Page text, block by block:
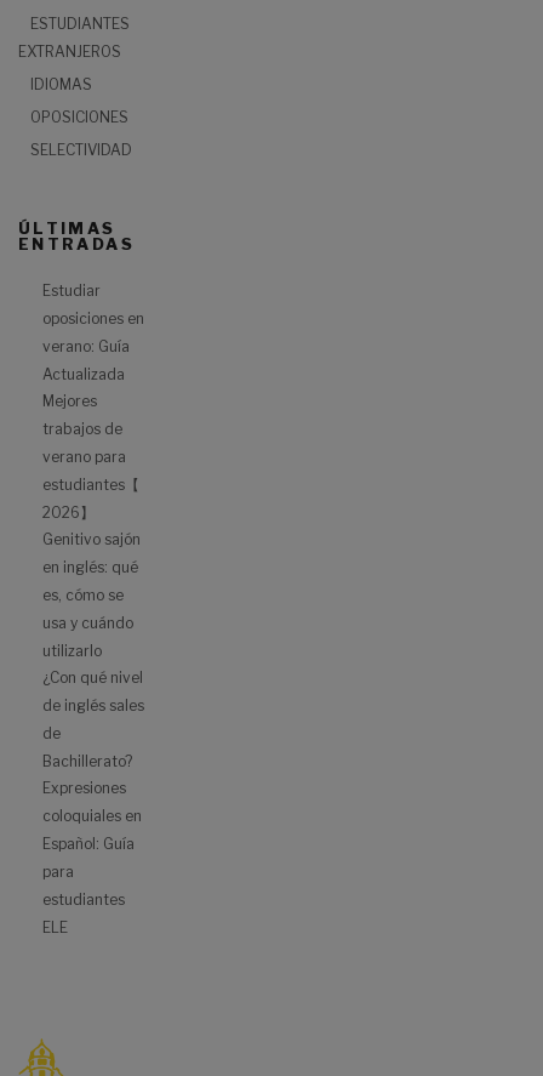
ESTUDIANTES
EXTRANJEROS
IDIOMAS
OPOSICIONES
SELECTIVIDAD
ÚLTIMAS
ENTRADAS
Estudiar
oposiciones en
verano: Guía
Actualizada
Mejores
trabajos de
verano para
estudiantes【
2026】
Genitivo sajón
en inglés: qué
es, cómo se
usa y cuándo
utilizarlo
¿Con qué nivel
de inglés sales
de
Bachillerato?
Expresiones
coloquiales en
Español: Guía
para
estudiantes
ELE